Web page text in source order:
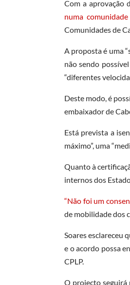
Com a aprovação
numa
Comunidades de
A proposta é uma
não sendo
“diferentes
Deste modo, é
embaixador de
Está prevista a
máximo”, uma
Quanto à
internos dos
“Não foi um
de mobilidade dos
Soares esclareceu
e o acordo possa
CPLP.
O projecto seguirá